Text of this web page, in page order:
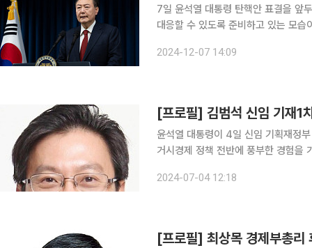
7일 윤석열 대통령 탄핵안 표결을 앞
대응할 수 있도록 준비하고 있는 모습이다. 이날 본지 취재를 종합하면 경제수석부처인
열 예정이다. 현재 세종청사에도 경제
2024-12-07 14:09
[프로필] 김범석 신임 기재1
윤석열 대통령이 4일 신임 기획재정
거시경제 정책 전반에 풍부한 경험을 가진 인사로 꼽힌다. 서울
2024-07-04 12:18
[프로필] 최상목 경제부총리